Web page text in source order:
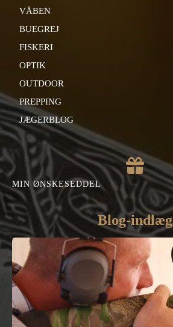
VÅBEN
BUEGREJ
FISKERI
OPTIK
OUTDOOR
PREPPING
JÆGERBLOG
MIN ØNSKESEDDEL
Blog-indlæg